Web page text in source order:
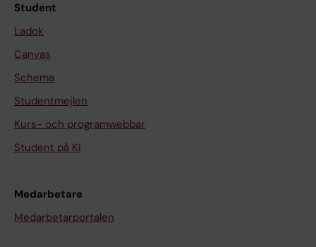
Student
Ladok
Canvas
Schema
Studentmejlen
Kurs- och programwebbar
Student på KI
Medarbetare
Medarbetarportalen